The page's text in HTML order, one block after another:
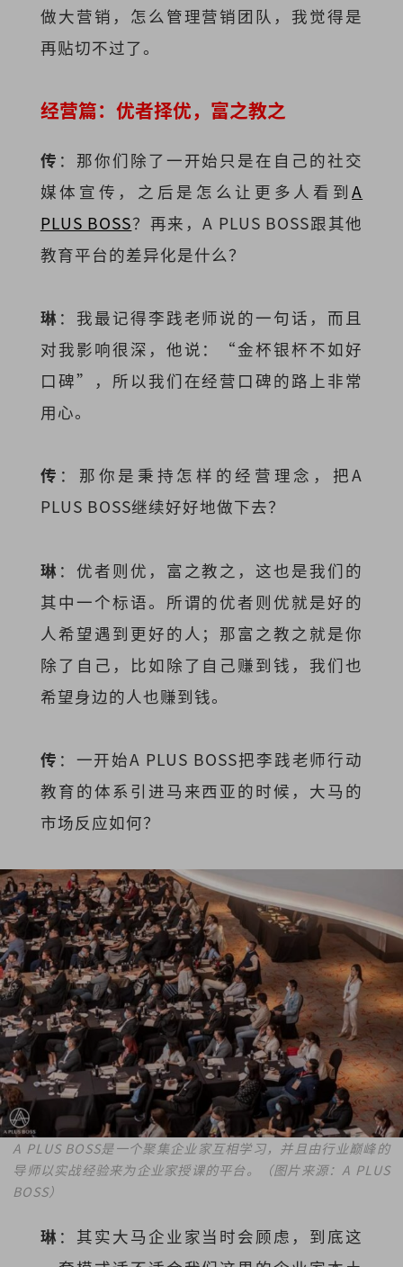
做大营销，怎么管理营销团队，我觉得是
再贴切不过了。
经营篇：优者择优，富之教之
传 ：那你们除了一开始只是在自己的社交
媒体宣传，之后是怎么让更多人看到A
PLUS BOSS？再来，A PLUS BOSS跟其他
教育平台的差异化是什么？
琳 ：我最记得李践老师说的一句话，而且
对我影响很深，他说：“金杯银杯不如好
口碑”，所以我们在经营口碑的路上非常
用心。
传 ：那你是秉持怎样的经营理念，把A
PLUS BOSS继续好好地做下去？
琳 ：优者则优，富之教之，这也是我们的
其中一个标语。所谓的优者则优就是好的
人希望遇到更好的人；那富之教之就是你
除了自己，比如除了自己赚到钱，我们也
希望身边的人也赚到钱。
传 ：一开始A PLUS BOSS把李践老师行动
教育的体系引进马来西亚的时候，大马的
市场反应如何？
A PLUS BOSS是一个聚集企业家互相学习，并且由行业巅峰的
导师以实战经验来为企业家授课的平台。（图片来源：A PLUS
BOSS）
琳 ：其实大马企业家当时会顾虑，到底这